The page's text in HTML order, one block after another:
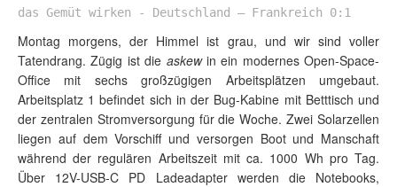
das Gemüt wirken - Deutschland – Frankreich 0:1
Montag morgens, der Himmel ist grau, und wir sind voller
Tatendrang. Zügig ist die askew in ein modernes Open-Space-
Office mit sechs großzügigen Arbeitsplätzen umgebaut.
Arbeitsplatz 1 befindet sich in der Bug-Kabine mit Betttisch und
der zentralen Stromversorgung für die Woche. Zwei Solarzellen
liegen auf dem Vorschiff und versorgen Boot und Manschaft
während der regulären Arbeitszeit mit ca. 1000 Wh pro Tag.
Über 12V-USB-C PD Ladeadapter werden die Notebooks,